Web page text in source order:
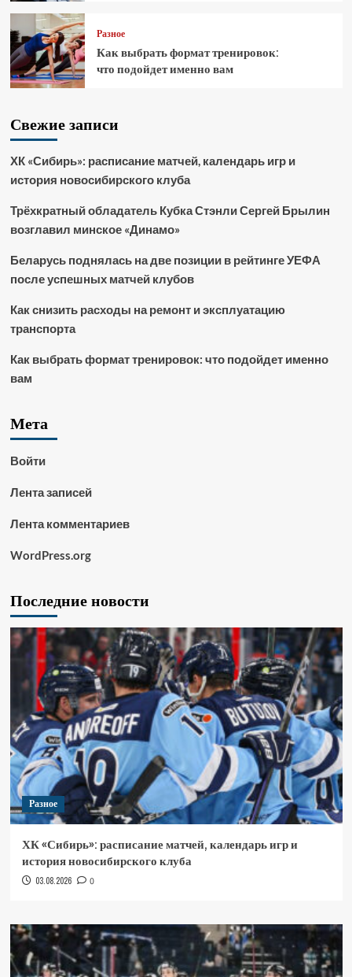
Разное
Как выбрать формат тренировок:
что подойдет именно вам
Свежие записи
ХК «Сибирь»: расписание матчей, календарь игр и
история новосибирского клуба
Трёхкратный обладатель Кубка Стэнли Сергей Брылин
возглавил минское «Динамо»
Беларусь поднялась на две позиции в рейтинге УЕФА
после успешных матчей клубов
Как снизить расходы на ремонт и эксплуатацию
транспорта
Как выбрать формат тренировок: что подойдет именно
вам
Мета
Войти
Лента записей
Лента комментариев
WordPress.org
Последние новости
Разное
ХК «Сибирь»: расписание матчей, календарь игр и
история новосибирского клуба
03.08.2026 0